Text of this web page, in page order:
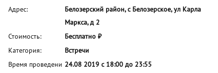
Адрес:
Белозерский район, с Белозерское, ул Карла
Маркса, д 2
Стоимость:
Бесплатно ₽
Категория:
Встречи
Время проведени 24.08 2019 с 18:00 до 23:55